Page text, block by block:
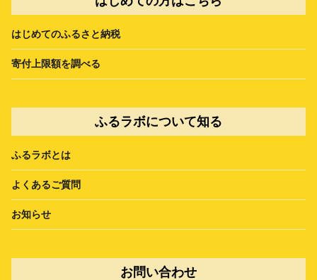
はじめてのふるさと納税
寄付上限額を調べる
ふるラボについて知る
ふるラボとは
よくあるご質問
お知らせ
お問い合わせ